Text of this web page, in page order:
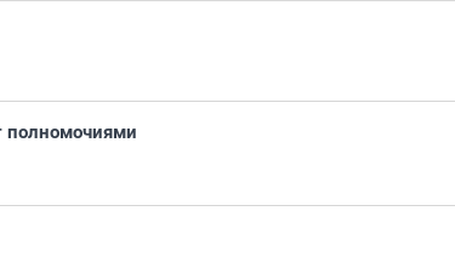
полномочиями